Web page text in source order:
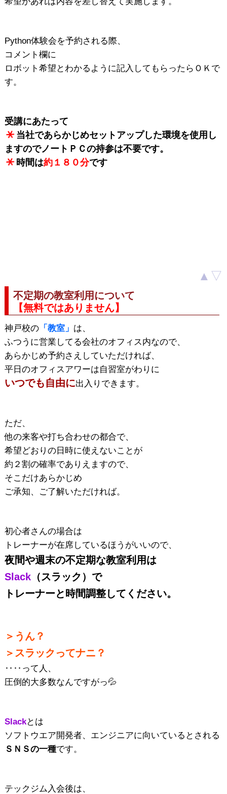
Python体験会を予約される際、
コメント欄に
ロボット希望とわかるように記入してもらったらＯＫで
す。
受講にあたって
当社であらかじめセットアップした環境を使用し
ますのでノートＰＣの持参は不要です。
時間は約１８０分です
▲ ▽
不定期の教室利用について
【無料ではありません】
神戸校の 「教室」 は、
ふつうに営業してる会社のオフィス内なので、
あらかじめ予約さえしていただければ、
平日のオフィスアワーは自習室がわりに
いつでも自由に出入りできます。
ただ、
他の来客や打ち合わせの都合で、
希望どおりの日時に使えないことが
約２割の確率でありえますので、
そこだけあらかじめ
ご承知、ご了解いただければ。
初心者さんの場合は
トレーナーが在席しているほうがいいので、
夜間や週末の不定期な教室利用は
Slack （スラック）で
トレーナーと時間調整してください。
＞うん？
＞スラックってナニ？
‥‥って人、
圧倒的大多数なんですがっ💦
Slackとは
ソフトウエア開発者、エンジニアに向いているとされる
ＳＮＳの一種です。
テックジム入会後は、